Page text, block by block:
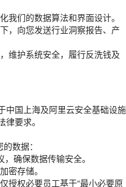
我们的数据算法和界面设计。
，向您发送行业洞察报告、产
维护系统安全，履行反洗钱及
中国上海及阿里云安全基础设施
要求。
数据：
确保数据传输安全。
密存储。
授权必要员工基于“最小必要原